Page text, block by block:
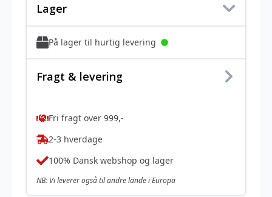
Lager
På lager til hurtig levering
Fragt & levering
Fri fragt over 999,-
2-3 hverdage
100% Dansk webshop og lager
NB: Vi leverer også til andre lande i Europa